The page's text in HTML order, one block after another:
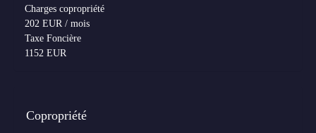
Charges copropriété
202 EUR / mois
Taxe Foncière
1152 EUR
Copropriété